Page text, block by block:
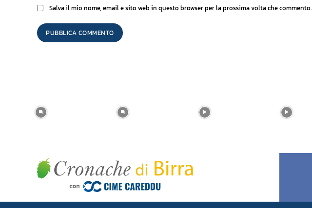
Salva il mio nome, email e sito web in questo browser per la prossima volta che commento.